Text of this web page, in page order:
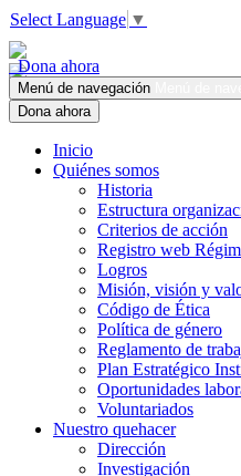
Select Language ▼
Dona ahora
Menú de navegación
Dona ahora
Inicio
Quiénes somos
Historia
Estructura
Criterios de acción
Registro web
Logros
Misión, visión y
Código de Ética
Política de género
Reglamento de
Plan Estratégico
Oportunidades
Voluntariados
Nuestro quehacer
Dirección
Investigación